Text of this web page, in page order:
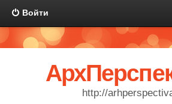
Войти
http://